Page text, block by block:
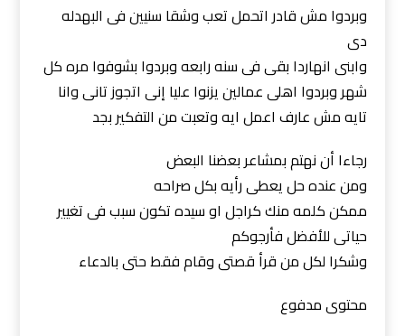
وبردوا مش قادر اتحمل تعب وشقا سنيين فى البهدله
دى
وابنى انهاردا بقى فى سنه رابعه وبردوا بشوفوا مره كل
شهر وبردوا اهلى عمالين يزنوا عليا إنى اتجوز تانى وانا
تايه مش عارف اعمل ايه وتعبت من التفكير بجد
رجاءا أن نهتم بمشاعر بعضنا البعض
ومن عنده حل يعطى رأيه بكل صراحه
ممكن كلمه منك كراجل او سيده تكون سبب فى تغيير
حياتى للأفضل فأرجوكم
وشكرا لكل من قرأ قصتى وقام فقط حتى بالدعاء
محتوى مدفوع